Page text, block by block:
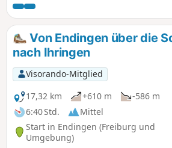
Aussichtsplateau am Wöpplinsberg
Panorama des Breisgaus vor Augen
Schwarzwald über den Kaiserstuhl,
guter Sicht gar zum Schweizer Jura.
Waldpfade mit leichtem Auf und Ab
Highlight der Tour - die Burgruine
schmale Treppen gut erkunden lässt.
Panoramablick und die
einer Rast ein. Der Abstieg erfolgt
hinab durch die Mundinger
auf fast den gesamten Landkreis
Rheinebene bei Sasbach bis zum
Von Endingen über die
nach Ihringen
Visorando-Mitglied
17,32 km
+610 m
-586 m
6:40 Std.
Mittel
Start in Endingen (Freiburg und
Umgebung)